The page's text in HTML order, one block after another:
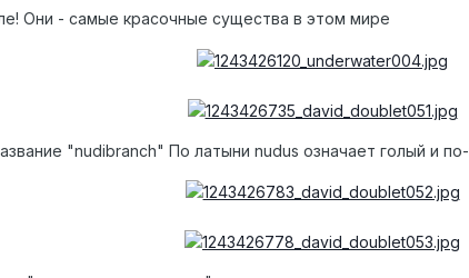
Они - самые красочные существа в этом мире
"nudibranch" По латыни nudus означает голый и